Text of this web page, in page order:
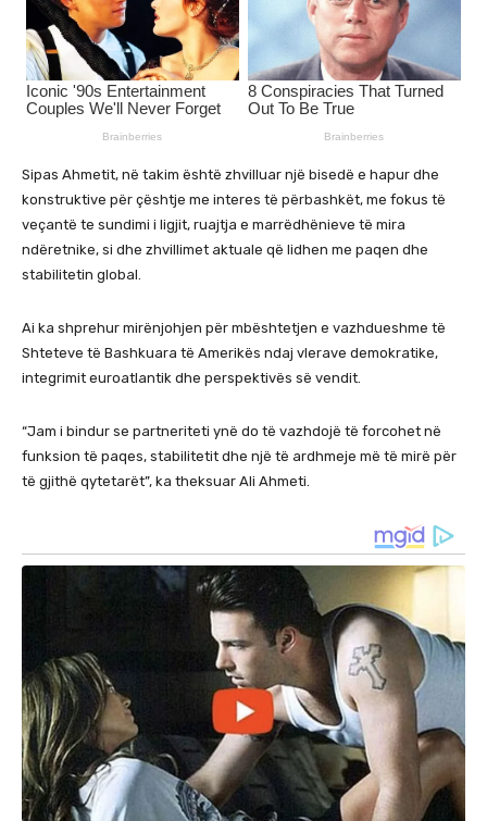
Sipas Ahmetit, në takim është zhvilluar një bisedë e hapur dhe
konstruktive për çështje me interes të përbashkët, me fokus të
veçantë te sundimi i ligjit, ruajtja e marrëdhënieve të mira
ndëretnike, si dhe zhvillimet aktuale që lidhen me paqen dhe
stabilitetin global.
Ai ka shprehur mirënjohjen për mbështetjen e vazhdueshme të
Shteteve të Bashkuara të Amerikës ndaj vlerave demokratike,
integrimit euroatlantik dhe perspektivës së vendit.
“Jam i bindur se partneriteti ynë do të vazhdojë të forcohet në
funksion të paqes, stabilitetit dhe një të ardhmeje më të mirë për
të gjithë qytetarët”, ka theksuar Ali Ahmeti.